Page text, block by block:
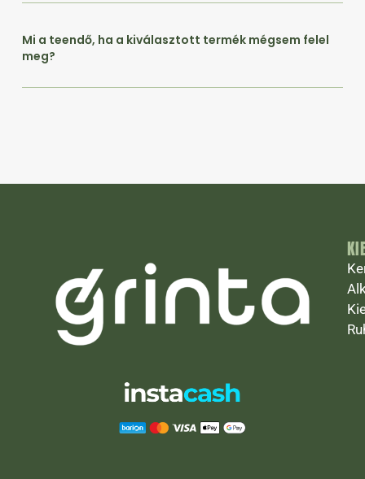
Mi a teendő, ha a kiválasztott termék mégsem felel
meg?